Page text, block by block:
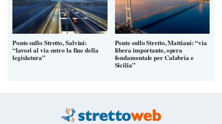
Ponte sullo Stretto, Salvini:
“lavori al via entro la fine della
legislatura”
Ponte sullo Stretto, Mattiani: “via
libera importante, opera
fondamentale per Calabria e
Sicilia”